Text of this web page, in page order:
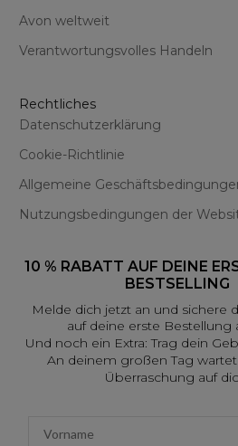
Avon weltweit
Verantwortungsvolles Handeln
Rechtliches
Datenschutzerklärung
Cookie-Richtlinie
Allgemeine
Nutzungsbedingungen der
10 % RABATT AUF DEINE
BESTSELLING
Melde dich jetzt an und sichere
auf deine erste Bestellung
Und noch ein Extra: Trag dein
An deinem großen Tag
Überraschung auf